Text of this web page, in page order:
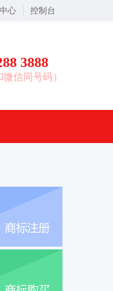
心 控制台
3888
微信同号码）